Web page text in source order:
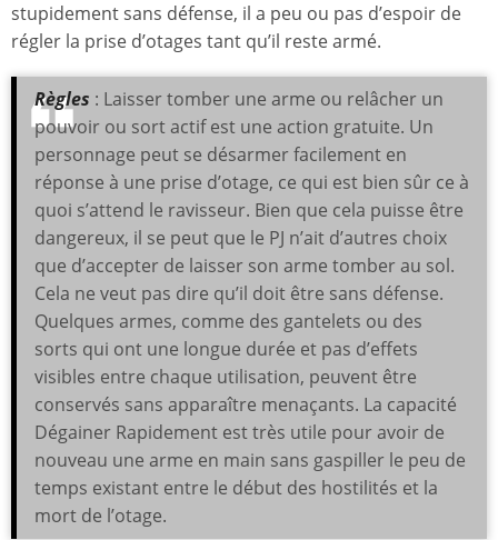
stupidement sans défense, il a peu ou pas d’espoir de
régler la prise d’otages tant qu’il reste armé.
Règles : Laisser tomber une arme ou relâcher un
pouvoir ou sort actif est une action gratuite. Un
personnage peut se désarmer facilement en
réponse à une prise d’otage, ce qui est bien sûr ce à
quoi s’attend le ravisseur. Bien que cela puisse être
dangereux, il se peut que le PJ n’ait d’autres choix
que d’accepter de laisser son arme tomber au sol.
Cela ne veut pas dire qu’il doit être sans défense.
Quelques armes, comme des gantelets ou des
sorts qui ont une longue durée et pas d’effets
visibles entre chaque utilisation, peuvent être
conservés sans apparaître menaçants. La capacité
Dégainer Rapidement est très utile pour avoir de
nouveau une arme en main sans gaspiller le peu de
temps existant entre le début des hostilités et la
mort de l’otage.